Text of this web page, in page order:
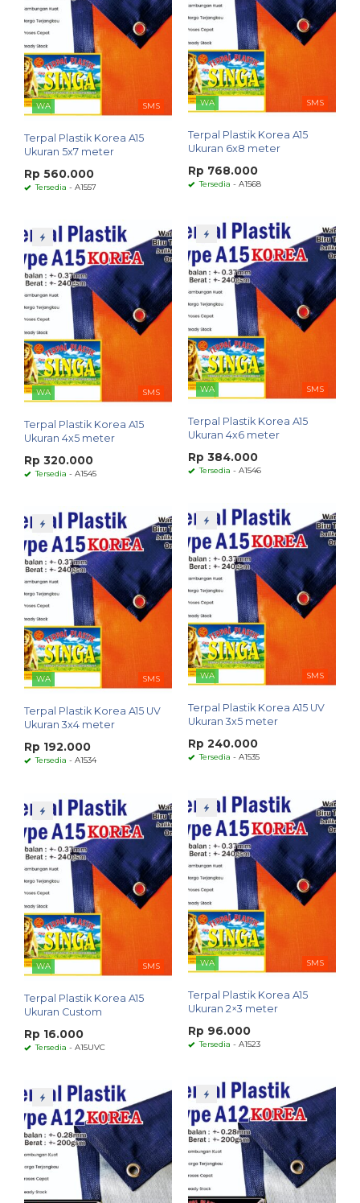
WA SMS
Terpal Plastik Korea A15
Ukuran 6x8 meter
Rp 768.000
Tersedia - A1568
WA SMS
Terpal Plastik Korea A15
Ukuran 5x7 meter
Rp 560.000
Tersedia - A1557
WA SMS
Terpal Plastik Korea A15
Ukuran 4x6 meter
Rp 384.000
Tersedia - A1546
WA SMS
Terpal Plastik Korea A15
Ukuran 4x5 meter
Rp 320.000
Tersedia - A1545
WA SMS
Terpal Plastik Korea A15 UV
Ukuran 3x5 meter
Rp 240.000
Tersedia - A1535
WA SMS
Terpal Plastik Korea A15 UV
Ukuran 3x4 meter
Rp 192.000
Tersedia - A1534
WA SMS
Terpal Plastik Korea A15
Ukuran 2×3 meter
Rp 96.000
Tersedia - A1523
WA SMS
Terpal Plastik Korea A15
Ukuran Custom
Rp 16.000
Tersedia - A15UVC